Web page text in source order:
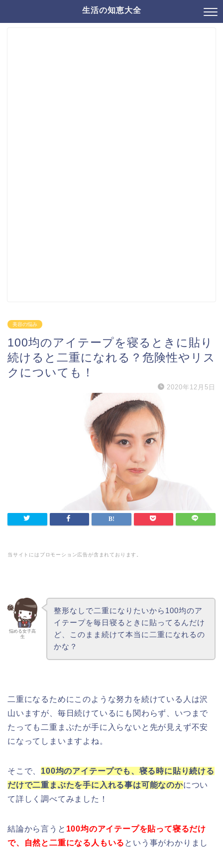
生活の知恵大全
美容の悩み
100均のアイテープを寝るときに貼り
続けると二重になれる？危険性やリス
クについても！
2020年12月5日
当サイトにはプロモーション広告が含まれております。
悩める女子高
生
整形なしで二重になりたいから100均のア
イテープを毎日寝るときに貼ってるんだけ
ど、このまま続けて本当に二重になれるの
かな？
二重になるためにこのような努力を続けている人は沢
山いますが、毎日続けているにも関わらず、いつまで
たっても二重まぶたが手に入らないと先が見えず不安
になってしまいますよね。
そこで、 100均のアイテープでも、寝る時に貼り続ける
だけで二重まぶたを手に入れる事は可能なのかについ
て詳しく調べてみました！
結論から言うと 100均のアイテープを貼って寝るだけ
で、自然と二重になる人もいる という事がわかりまし